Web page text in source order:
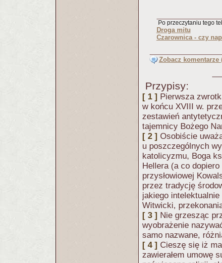
Po przeczytaniu tego
Droga mitu
Czarownica - czy
Zobacz komentarze
Przypisy:
[ 1 ] Pierwsza
w końcu XVIII w.
zestawień
tajemnicy Bożego
[ 2 ] Osobiście
u poszczególnych
katolicyzmu, Boga
Hellera (a co
przysłowiowej
przez tradycję
jakiego
Witwicki,
[ 3 ] Nie grzesząc
wyobrażenie
samo nazwane,
[ 4 ] Cieszę się iż
zawierałem umowę